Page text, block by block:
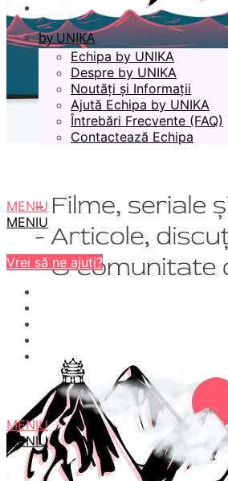
by UNIKA
Echipa by UNIKA
Despre by UNIKA
Noutăți și Informații
Ajută Echipa by UNIKA
Întrebări Frecvente (FAQ)
Contactează Echipa
MENIU
MENIU
Vrei să ne ajuți?
MENIU
MENIU